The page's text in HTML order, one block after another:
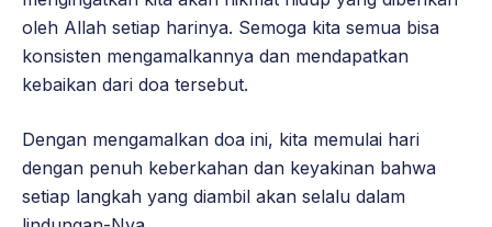
oleh Allah setiap harinya. Semoga kita semua bisa
konsisten mengamalkannya dan mendapatkan
kebaikan dari doa tersebut.
Dengan mengamalkan doa ini, kita memulai hari
dengan penuh keberkahan dan keyakinan bahwa
setiap langkah yang diambil akan selalu dalam